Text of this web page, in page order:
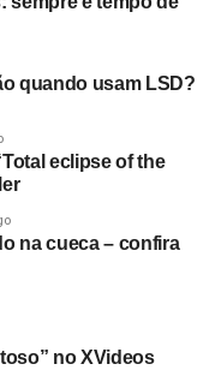
quando usam LSD?
eclipse of the
na cueca – confira
no XVideos